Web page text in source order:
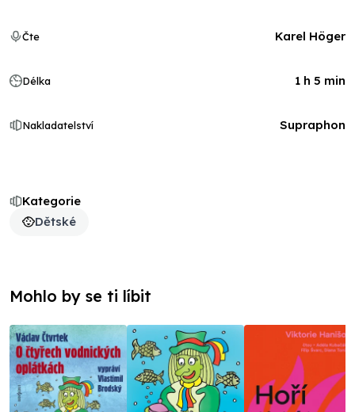
Kategorie
Dětské
Čte Karel Höger
Délka 1 h 5 min
Nakladatelství Supraphon
Mohlo by se ti líbit